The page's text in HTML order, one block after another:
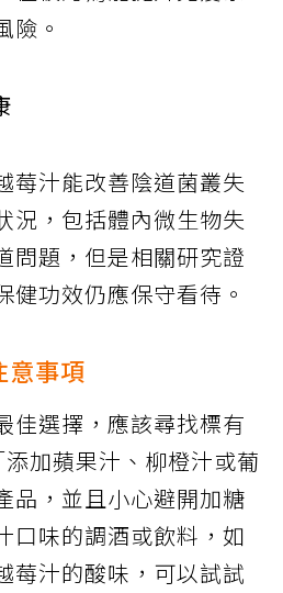
險。
莓汁能改善陰道菌叢失
況，包括體內微生物失
問題，但是相關研究證
健功效仍應保守看待。
意事項
佳選擇，應該尋找標有
添加蘋果汁、柳橙汁或葡
品，並且小心避開加糖
口味的調酒或飲料，如
莓汁的酸味，可以試試